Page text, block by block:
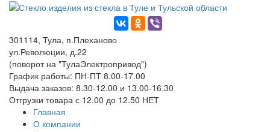
301114, Тула, п.Плеханово
ул.Революции, д.22
(поворот на "ТулаЭлектропривод")
График работы: ПН-ПТ 8.00-17.00
Выдача заказов: 8.30-12.00 и 13.00-16.30
Отгрузки товара с 12.00 до 12.50 НЕТ
Главная
О компании